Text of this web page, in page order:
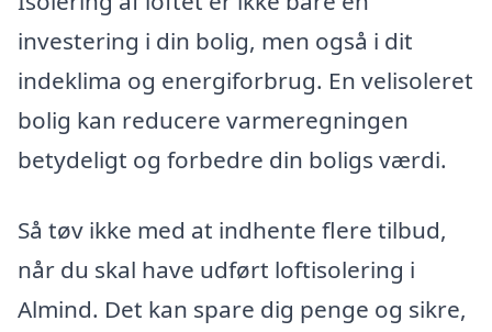
investering i din bolig, men også i dit
indeklima og energiforbrug. En velisoleret
bolig kan reducere varmeregningen
betydeligt og forbedre din boligs værdi.
Så tøv ikke med at indhente flere tilbud,
når du skal have udført loftisolering i
Almind. Det kan spare dig penge og sikre,